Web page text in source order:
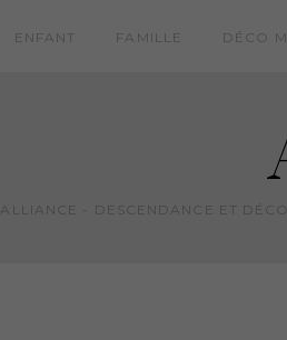
ENFANT FAMILLE DÉCO
ALLIANCE - DESCENDANCE ET